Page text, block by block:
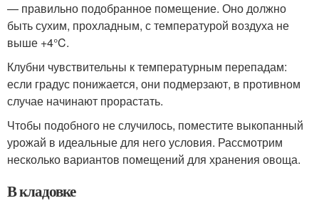
— правильно подобранное помещение. Оно должно
быть сухим, прохладным, с температурой воздуха не
выше +4°C.
Клубни чувствительны к температурным перепадам:
если градус понижается, они подмерзают, в противном
случае начинают прорастать.
Чтобы подобного не случилось, поместите выкопанный
урожай в идеальные для него условия. Рассмотрим
несколько вариантов помещений для хранения овоща.
В кладовке